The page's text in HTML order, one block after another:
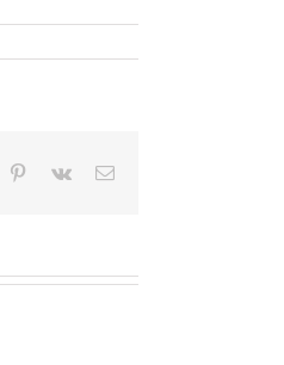
Pinterest
Vk Email